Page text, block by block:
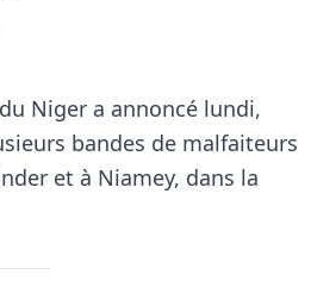
Niger a annoncé lundi,
bandes de malfaiteurs
et à Niamey, dans la